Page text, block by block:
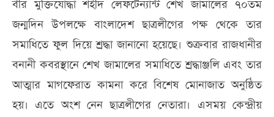
বীর মুক্তিযোদ্ধা শহীদ লেফটেন্যান্ট শেখ জামালের ৭০তম
জন্মদিন উপলক্ষে বাংলাদেশ ছাত্রলীগের পক্ষ থেকে তার
সমাধিতে ফুল দিয়ে শ্রদ্ধা জানানো হয়েছে। শুক্রবার রাজধানীর
বনানী কবরস্থানে শেখ জামালের সমাধিতে শ্রদ্ধাঞ্জলি এবং তার
আত্মার মাগফেরাত কামনা করে বিশেষ মোনাজাত অনুষ্ঠিত
হয়। এতে অংশ নেন ছাত্রলীগের নেতারা। এসময় কেন্দ্রীয়